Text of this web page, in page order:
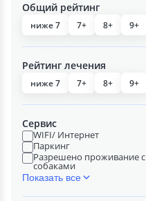
Общий рейтинг
ниже 7 7+ 8+ 9+
Рейтинг лечения
ниже 7 7+ 8+ 9+
Сервис
WIFI/ Интернет
Паркинг
Разрешено проживание с
собаками
Показать все